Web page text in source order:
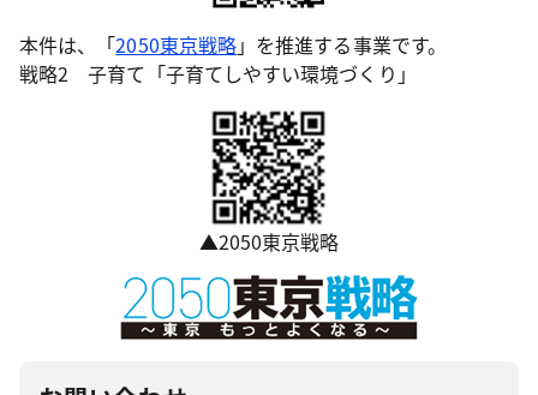
本件は、「2050東京戦略」を推進する事業です。
戦略2 子育て「子育てしやすい環境づくり」
▲2050東京戦略